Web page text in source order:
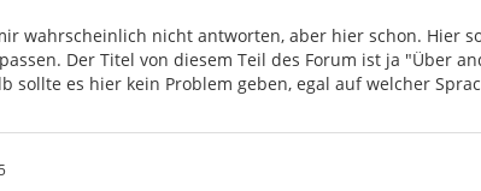
wahrscheinlich nicht antworten, aber hier schon. Hier
Der Titel von diesem Teil des Forum ist ja "Über
sollte es hier kein Problem geben, egal auf welcher